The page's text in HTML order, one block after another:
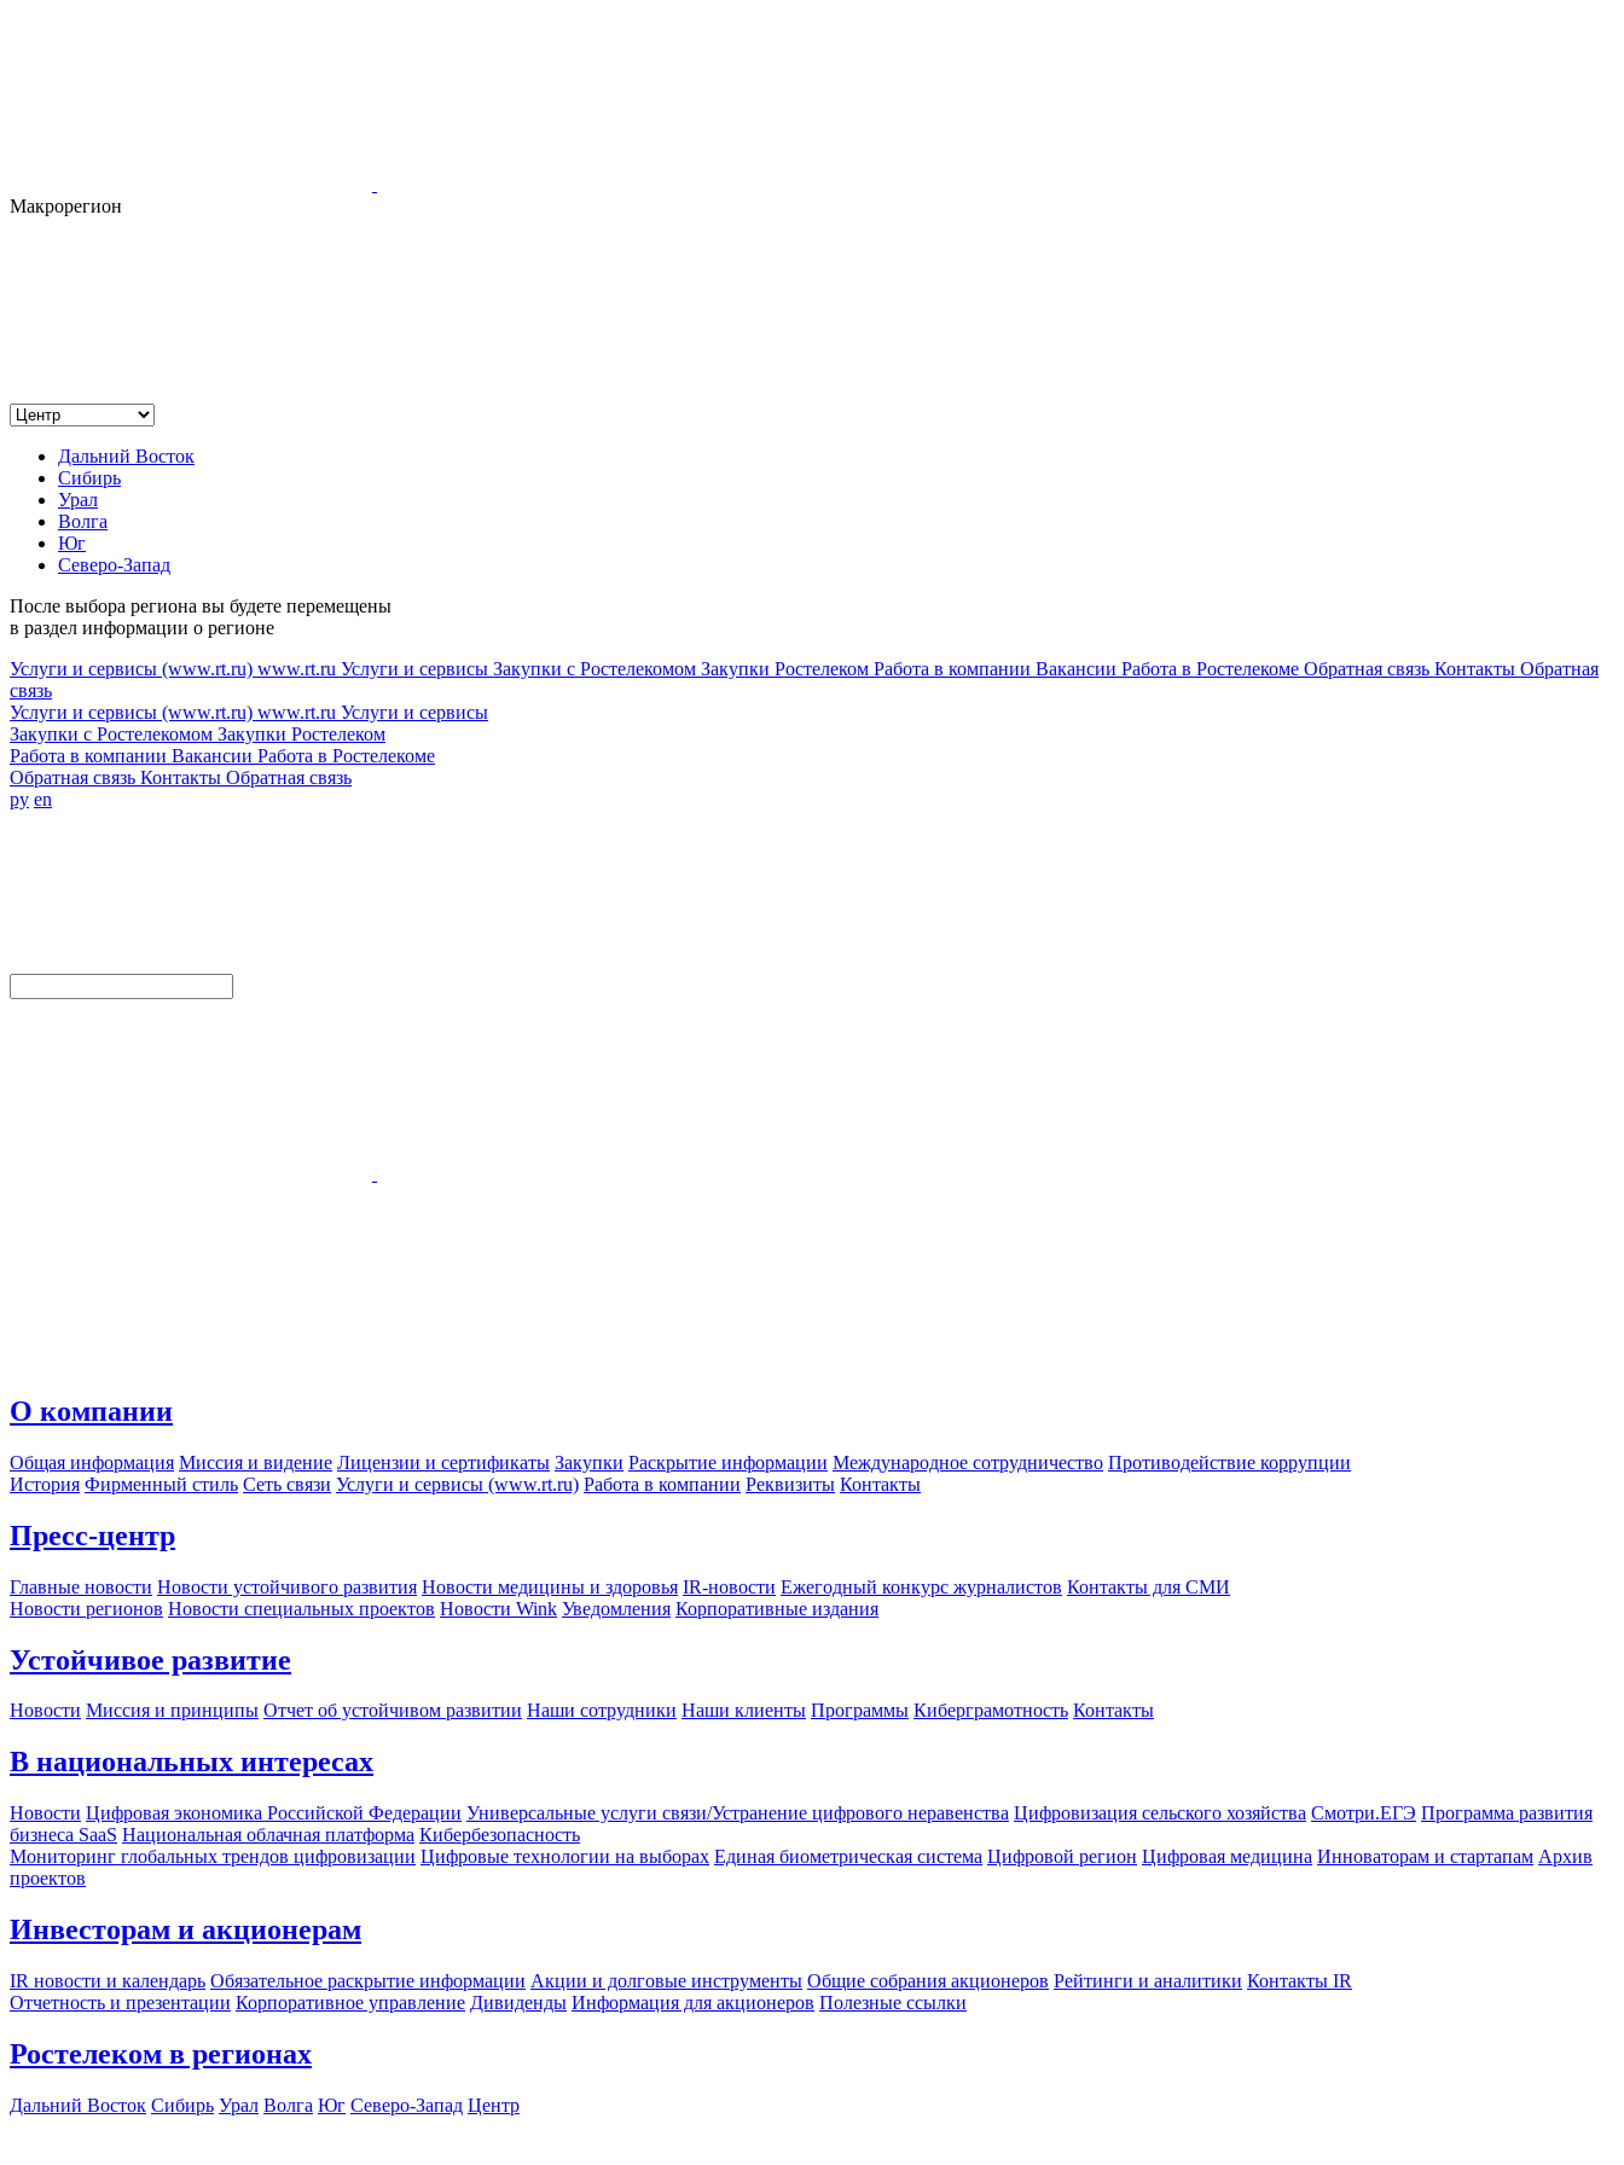
Макрорегион
Дальний Восток
Сибирь
Урал
Волга
Юг
Северо-Запад
После выбора региона вы будете перемещены
в раздел информации о регионе
Услуги и сервисы (www.rt.ru) www.rt.ru Услуги и сервисы Закупки с Ростелекомом Закупки Ростелеком Работа в компании Вакансии Работа в Ростелекоме Обратная связь Контакты Обратная
связь
Услуги и сервисы (www.rt.ru) www.rt.ru Услуги и сервисы
Закупки с Ростелекомом Закупки Ростелеком
Работа в компании Вакансии Работа в Ростелекоме
Обратная связь Контакты Обратная связь
ру en
О компании
Общая информация Миссия и видение Лицензии и сертификаты Закупки Раскрытие информации Международное сотрудничество Противодействие коррупции
История Фирменный стиль Сеть связи Услуги и сервисы (www.rt.ru) Работа в компании Реквизиты Контакты
Пресс-центр
Главные новости Новости устойчивого развития Новости медицины и здоровья IR-новости Ежегодный конкурс журналистов Контакты для СМИ
Новости регионов Новости специальных проектов Новости Wink Уведомления Корпоративные издания
Устойчивое развитие
Новости Миссия и принципы Отчет об устойчивом развитии Наши сотрудники Наши клиенты Программы Киберграмотность Контакты
В национальных интересах
Новости Цифровая экономика Российской Федерации Универсальные услуги связи/Устранение цифрового неравенства Цифровизация сельского хозяйства Смотри.ЕГЭ Программа развития
бизнеса SaaS Национальная облачная платформа Кибербезопасность
Мониторинг глобальных трендов цифровизации Цифровые технологии на выборах Единая биометрическая система Цифровой регион Цифровая медицина Инноваторам и стартапам Архив
проектов
Инвесторам и акционерам
IR новости и календарь Обязательное раскрытие информации Акции и долговые инструменты Общие собрания акционеров Рейтинги и аналитики Контакты IR
Отчетность и презентации Корпоративное управление Дивиденды Информация для акционеров Полезные ссылки
Ростелеком в регионах
Дальний Восток Сибирь Урал Волга Юг Северо-Запад Центр